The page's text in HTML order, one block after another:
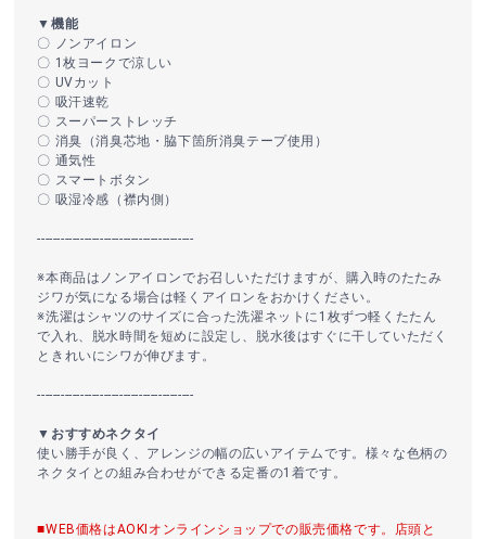
▼機能
〇 ノンアイロン
〇 1枚ヨークで涼しい
〇 UVカット
〇 吸汗速乾
〇 スーパーストレッチ
〇 消臭（消臭芯地・脇下箇所消臭テープ使用）
〇 通気性
〇 スマートボタン
〇 吸湿冷感（襟内側）
----------------------------------------
※本商品はノンアイロンでお召しいただけますが、購入時のたたみ
ジワが気になる場合は軽くアイロンをおかけください。
※洗濯はシャツのサイズに合った洗濯ネットに1枚ずつ軽くたたん
で入れ、脱水時間を短めに設定し、脱水後はすぐに干していただく
ときれいにシワが伸びます。
----------------------------------------
▼おすすめネクタイ
使い勝手が良く、アレンジの幅の広いアイテムです。様々な色柄の
ネクタイとの組み合わせができる定番の1着です。
■WEB価格はAOKIオンラインショップでの販売価格です。店頭と